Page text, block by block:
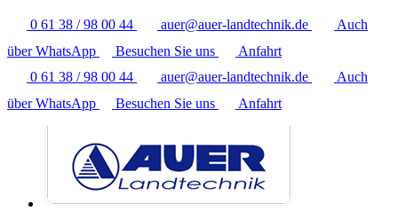
0 61 38 / 98 00 44 auer@auer-landtechnik.de
Auch
über WhatsApp
Besuchen Sie uns
Anfahrt
0 61 38 / 98 00 44
auer@auer-landtechnik.de
Auch
über WhatsApp
Besuchen Sie uns Anfahrt